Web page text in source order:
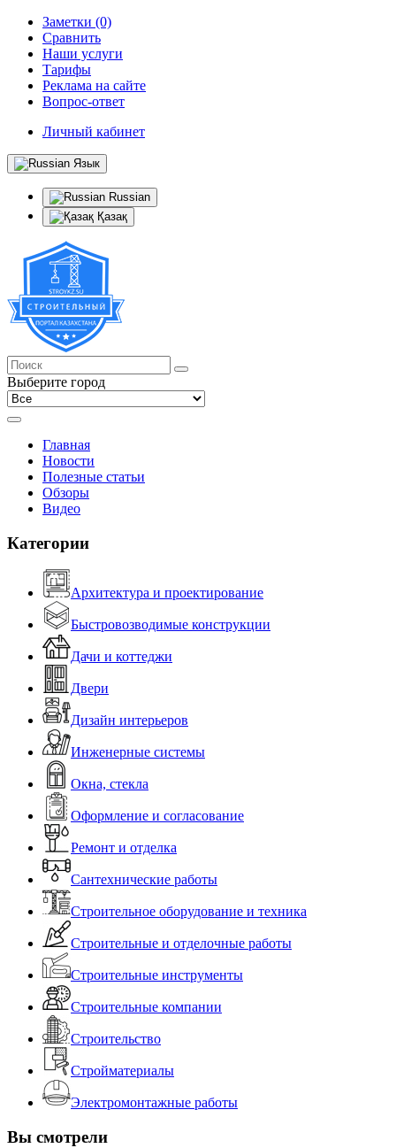
Заметки (0)
Сравнить
Наши услуги
Тарифы
Реклама на сайте
Вопрос-ответ
Личный кабинет
Язык
Russian
Қазақ
Выберите город
Главная
Новости
Полезные статьи
Обзоры
Видео
Категории
Архитектура и проектирование
Быстровозводимые конструкции
Дачи и коттеджи
Двери
Дизайн интерьеров
Инженерные системы
Окна, стекла
Оформление и согласование
Ремонт и отделка
Сантехнические работы
Строительное оборудование и техника
Строительные и отделочные работы
Строительные инструменты
Строительные компании
Строительство
Стройматериалы
Электромонтажные работы
Вы смотрели